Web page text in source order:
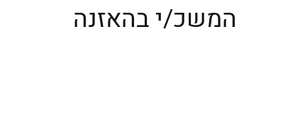
המשכ/י בהאזנה